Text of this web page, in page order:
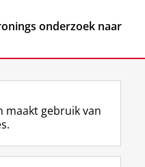
onderzoek naar
F
a
L
i
R
S
I
n
Y
o
maakt gebruik van